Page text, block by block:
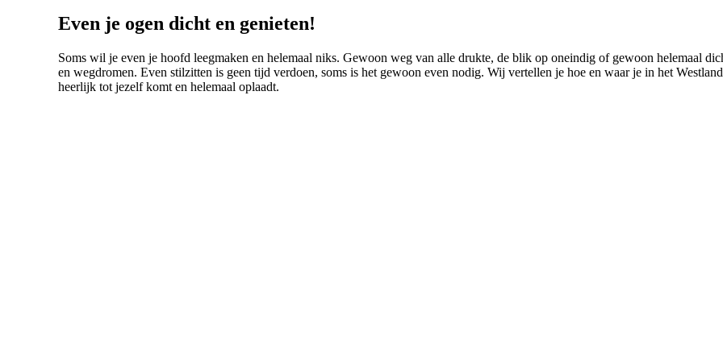
Even je ogen dicht en genieten!
Soms wil je even je hoofd leegmaken en helemaal niks. Gewoon weg van alle drukte, de blik op oneindig of gewoon helemaal
en wegdromen. Even stilzitten is geen tijd verdoen, soms is het gewoon even nodig. Wij vertellen je hoe en waar je in het Westland
heerlijk tot jezelf komt en helemaal oplaadt.